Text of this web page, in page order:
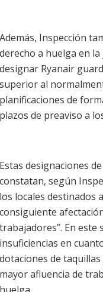
Además, Inspección
derecho a huelga en
designar Ryanair
superior al
planificaciones de
plazos de preaviso a
Estas designaciones
constatan, según
los locales destinados
consiguiente
trabajadores”. En
insuficiencias en
dotaciones de
mayor afluencia de